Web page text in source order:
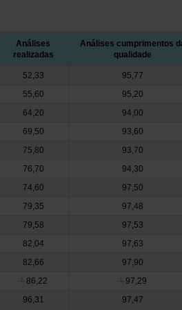
Análises
realizadas
Análises cumprimentos
qualidade
52,33
95,77
55,60
95,20
64,20
94,00
69,50
93,60
75,80
93,70
76,70
94,30
74,60
97,50
79,35
97,48
79,58
97,53
82,04
97,63
82,66
97,90
┴ 86,22 ┴ 97,29
96,31
97,47